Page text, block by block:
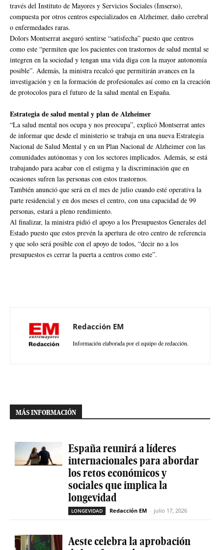
través del Instituto de Mayores y Servicios Sociales (Imserso),
compuesta por otros centros especializados en Alzheimer, daño cerebral
o enfermedades raras.
Dolors Montserrat aseguró sentirse “satisfecha” puesto que centros
como este “permiten que los pacientes con trastornos de salud mental se
integren en la sociedad y tengan una vida diga con la mayor autonomía
posible”. Además, la ministra recalcó que permitirán avances en la
investigación y en la formación de profesionales así como en la creación
de protocolos para el futuro de la salud mental en España.
Estrategia de salud mental y plan de Alzheimer
“La salud mental nos ocupa y nos preocupa”, explicó Montserrat antes
de informar que desde el ministerio se trabaja en una nueva Estrategia
Nacional de Salud Mental y en un Plan Nacional de Alzheimer con las
comunidades autónomas y con los sectores implicados. Además, se está
trabajando para acabar con el estigma y la discriminación que en
ocasiones sufren las personas con estos trastornos.
También anunció que será en el mes de julio cuando esté operativa la
parte residencial y en dos meses el centro, con una capacidad de 99
personas, estará a pleno rendimiento.
Al finalizar, la ministra pidió el apoyo a los Presupuestos Generales del
Estado puesto que estos prevén la apertura de otro centro de referencia
y que solo será posible con el apoyo de todos, “decir no a los
presupuestos es cerrar la puerta a centros como este”.
Redacción EM
Información elaborada por el equipo de redacción.
MÁS INFORMACIÓN
España reunirá a líderes
internacionales para abordar
los retos económicos y
sociales que implica la
longevidad
LONGEVIDAD Redacción EM - julio 17, 2026
Aeste celebra la aprobación